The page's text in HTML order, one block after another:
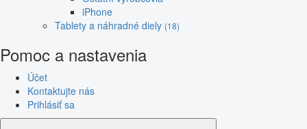
iPhone
Tablety a náhradné diely (18)
Pomoc a nastavenia
Účet
Kontaktujte nás
Prihlásiť sa